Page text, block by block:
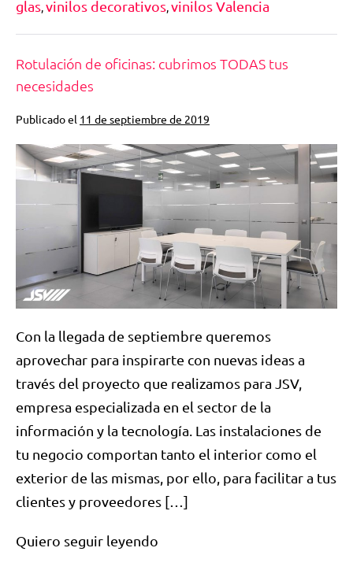
glas,vinilos decorativos,vinilos Valencia
Rotulación de oficinas: cubrimos TODAS tus
necesidades
Publicado el 11 de septiembre de 2019
Con la llegada de septiembre queremos
aprovechar para inspirarte con nuevas ideas a
través del proyecto que realizamos para JSV,
empresa especializada en el sector de la
información y la tecnología. Las instalaciones de
tu negocio comportan tanto el interior como el
exterior de las mismas, por ello, para facilitar a tus
clientes y proveedores […]
Quiero seguir leyendo